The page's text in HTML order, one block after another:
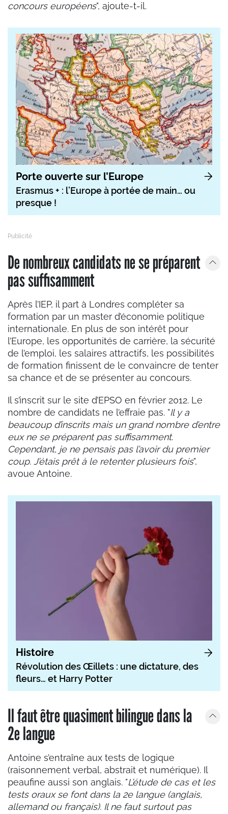
concours européens", ajoute-t-il.
Porte ouverte sur l’Europe
Erasmus + : l’Europe à portée de main… ou
presque !
De nombreux candidats ne se préparent
pas suffisamment
Après l’IEP, il part à Londres compléter sa
formation par un master d’économie politique
internationale. En plus de son intérêt pour
l’Europe, les opportunités de carrière, la sécurité
de l’emploi, les salaires attractifs, les possibilités
de formation finissent de le convaincre de tenter
sa chance et de se présenter au concours.
Il s’inscrit sur le site d’EPSO en février 2012. Le
nombre de candidats ne l’effraie pas. "Il y a
beaucoup d’inscrits mais un grand nombre d’entre
eux ne se préparent pas suffisamment.
Cependant, je ne pensais pas l’avoir du premier
coup. J’étais prêt à le retenter plusieurs fois",
avoue Antoine.
Histoire
Révolution des Œillets : une dictature, des
fleurs… et Harry Potter
Il faut être quasiment bilingue dans la
2e langue
Antoine s’entraîne aux tests de logique
(raisonnement verbal, abstrait et numérique). Il
peaufine aussi son anglais. "L’étude de cas et les
tests oraux se font dans la 2e langue (anglais,
allemand ou français). Il ne faut surtout pas